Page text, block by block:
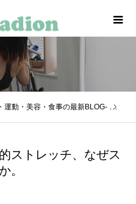
運動・美容・食事の最新BLOG-
ストレッチ、なぜス
。